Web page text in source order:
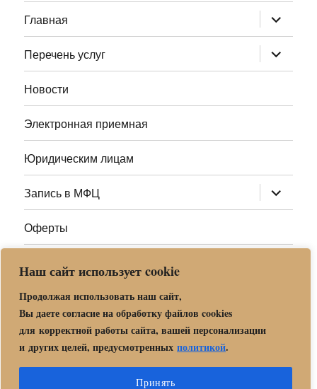
Наш сайт использует cookie
Продолжая использовать наш сайт,
Вы даете согласие на обработку файлов cookies
для корректной работы сайта, вашей персонализации
и других целей, предусмотренных политикой.
Принять
Главная раскрыть
дочернее
меню
Перечень услуг
раскрыть
дочернее
меню
Новости
Электронная приемная
Юридическим лицам
Запись в МФЦ раскрыть
дочернее
меню
Оферты
Адреса МФЦ МО
Центр государственных и муниципальных услуг «Мои
документы» в г. о. Орехово-Зуево
Политика обработки и защиты персональных данных в «МБУ
МФЦ Орехово-Зуевского городского округа Московской области»